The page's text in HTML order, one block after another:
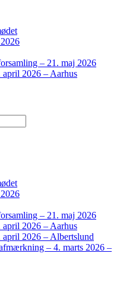
– 21. maj 2026
2026 – Aarhus
– 21. maj 2026
2026 – Aarhus
2026 – Albertslund
– 4. marts 2026 –